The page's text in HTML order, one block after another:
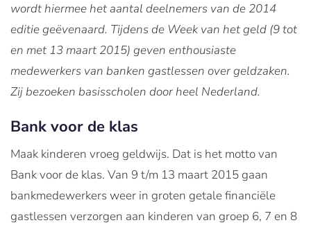
wordt hiermee het aantal deelnemers van de 2014
editie geëvenaard. Tijdens de Week van het geld (9 tot
en met 13 maart 2015) geven enthousiaste
medewerkers van banken gastlessen over geldzaken.
Zij bezoeken basisscholen door heel Nederland.
Bank voor de klas
Maak kinderen vroeg geldwijs. Dat is het motto van
Bank voor de klas. Van 9 t/m 13 maart 2015 gaan
bankmedewerkers weer in groten getale financiële
gastlessen verzorgen aan kinderen van groep 6, 7 en 8